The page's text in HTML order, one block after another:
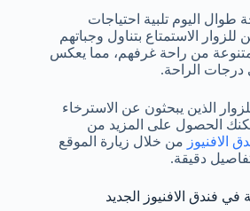
اليوم تلبية احتياجات
الاستمتاع بتناول وجباتهم
من راحة غرفهم، مما يعكس
درجات الراحة.
الذين يبحثون عن الاسترخاء
الحصول على المزيد من
الافنيوز من خلال زيارة الموقع
دقيقة.
في فندق الافنيوز الجديد